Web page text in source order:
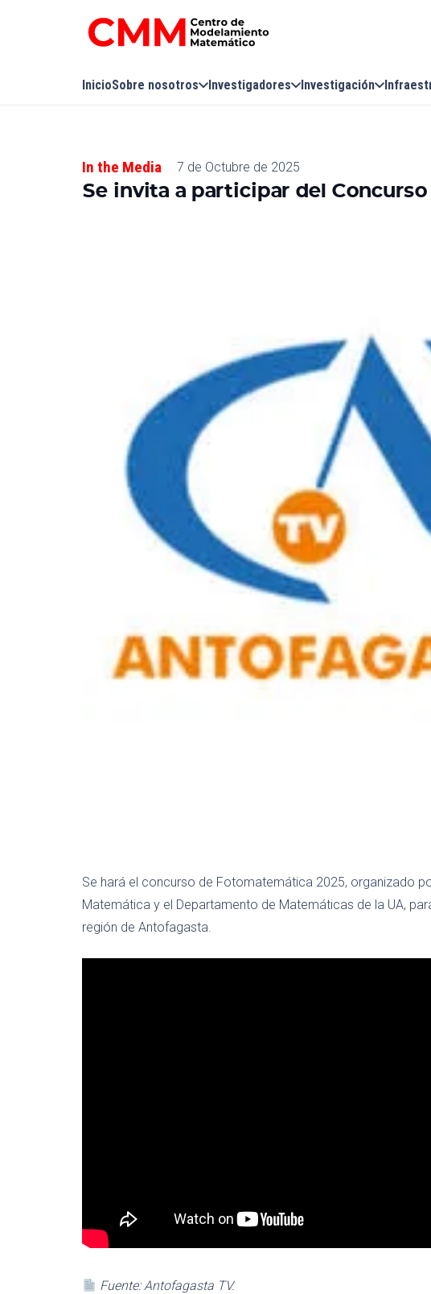
InicioSobre nosotros Investigadores Investigación
In the Media 7 de Octubre de 2025
Se invita a participar del
Se hará el concurso de Fotomatemática 2025, organizado
Matemática y el Departamento de Matemáticas de la UA,
región de Antofagasta.
Fuente: Antofagasta TV.